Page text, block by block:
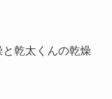
と乾太くんの乾燥